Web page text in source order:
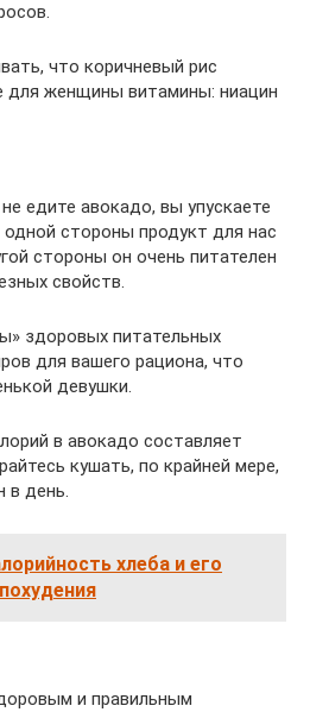
что коричневый рис
женщины витамины: ниацин
едите авокадо, вы упускаете
стороны продукт для нас
стороны он очень питателен
свойств.
здоровых питательных
для вашего рациона, что
девушки.
в авокадо составляет
кушать, по крайней мере,
в день.
хлеба и его
и правильным